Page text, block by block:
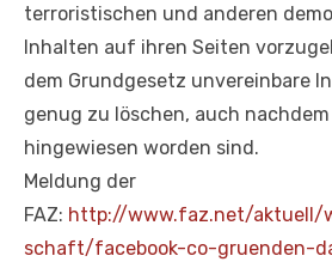
terroristischen und anderen
Inhalten auf ihren Seiten
dem Grundgesetz unvereinbare
genug zu löschen, auch
hingewiesen worden sind.
Meldung der
FAZ: http://www.faz.net/
schaft/facebook-co-gruenden-